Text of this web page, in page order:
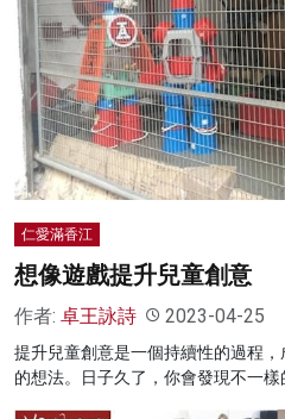
仁愛滿香江
想像遊戲提升兒童創意
作者: 卓王詠詩 2023-04-25
提升兒童創意是一個持續性的過程
的想法。日子久了，你會發現不一樣